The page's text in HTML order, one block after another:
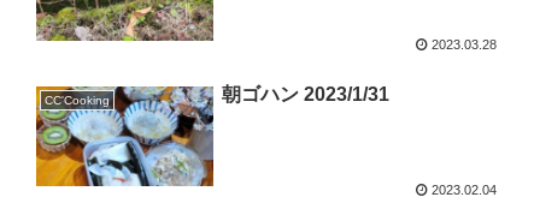
2023.03.28
CC'Cooking 朝ゴハン 2023/1/31
2023.02.04